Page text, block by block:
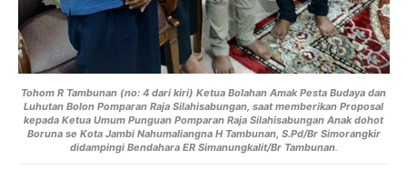
Tohom R Tambunan (no: 4 dari kiri) Ketua Bolahan Amak Pesta Budaya dan
Luhutan Bolon Pomparan Raja Silahisabungan, saat memberikan Proposal
kepada Ketua Umum Punguan Pomparan Raja Silahisabungan Anak dohot
Boruna se Kota Jambi Nahumaliangna H Tambunan, S.Pd/Br Simorangkir
didampingi Bendahara ER Simanungkalit/Br Tambunan.